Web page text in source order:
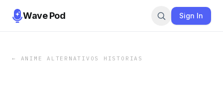
Wave Pod Sign In
← ANIME ALTERNATIVOS HISTORIAS